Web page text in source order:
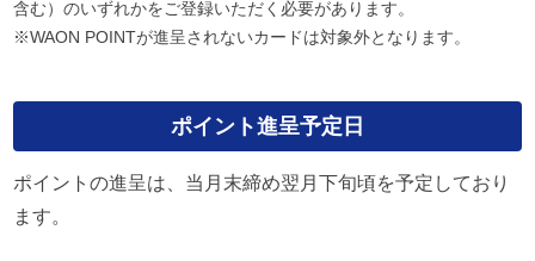
含む）のいずれかをご登録いただく必要があります。
※WAON POINTが進呈されないカードは対象外となります。
ポイント進呈予定日
ポイントの進呈は、当月末締め翌月下旬頃を予定しており
ます。​